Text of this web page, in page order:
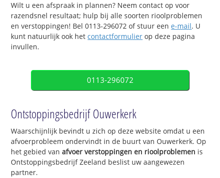
Wilt u een afspraak in plannen? Neem contact op voor
razendsnel resultaat; hulp bij alle soorten rioolproblemen
en verstoppingen! Bel 0113-296072 of stuur eene-mail. U
kunt natuurlijk ook hetcontactformulier op deze pagina
invullen.
0113-296072
Ontstoppingsbedrijf Ouwerkerk
Waarschijnlijk bevindt u zich op deze website omdat u een
afvoerprobleem ondervindt in de buurt van Ouwerkerk. Op
het gebied vanafvoer verstoppingen en rioolproblemen is
Ontstoppingsbedrijf Zeeland beslist uw aangewezen
partner.